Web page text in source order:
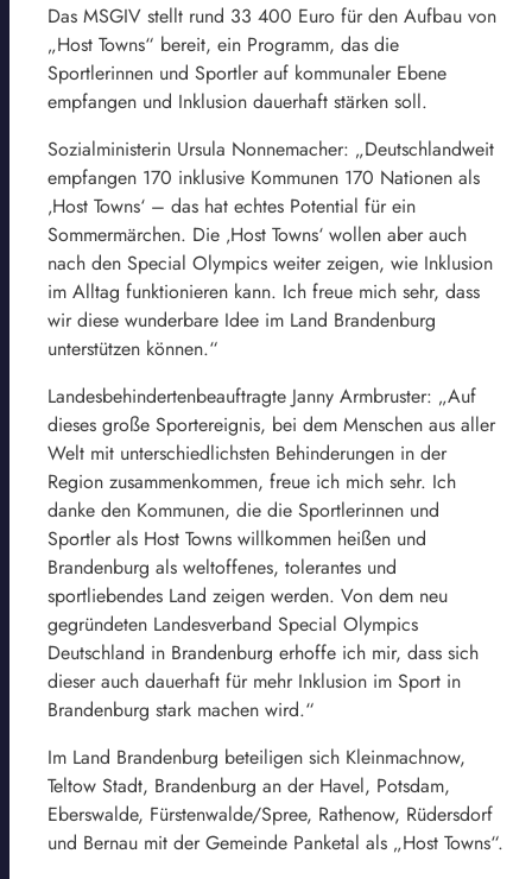
Das MSGIV stellt rund 33 400 Euro für den Aufbau von
„Host Towns“ bereit, ein Programm, das die
Sportlerinnen und Sportler auf kommunaler Ebene
empfangen und Inklusion dauerhaft stärken soll.
Sozialministerin Ursula Nonnemacher: „Deutschlandweit
empfangen 170 inklusive Kommunen 170 Nationen als
‚Host Towns‘ – das hat echtes Potential für ein
Sommermärchen. Die ‚Host Towns‘ wollen aber auch
nach den Special Olympics weiter zeigen, wie Inklusion
im Alltag funktionieren kann. Ich freue mich sehr, dass
wir diese wunderbare Idee im Land Brandenburg
unterstützen können.“
Landesbehindertenbeauftragte Janny Armbruster: „Auf
dieses große Sportereignis, bei dem Menschen aus aller
Welt mit unterschiedlichsten Behinderungen in der
Region zusammenkommen, freue ich mich sehr. Ich
danke den Kommunen, die die Sportlerinnen und
Sportler als Host Towns willkommen heißen und
Brandenburg als weltoffenes, tolerantes und
sportliebendes Land zeigen werden. Von dem neu
gegründeten Landesverband Special Olympics
Deutschland in Brandenburg erhoffe ich mir, dass sich
dieser auch dauerhaft für mehr Inklusion im Sport in
Brandenburg stark machen wird.“
Im Land Brandenburg beteiligen sich Kleinmachnow,
Teltow Stadt, Brandenburg an der Havel, Potsdam,
Eberswalde, Fürstenwalde/Spree, Rathenow, Rüdersdorf
und Bernau mit der Gemeinde Panketal als „Host Towns“.